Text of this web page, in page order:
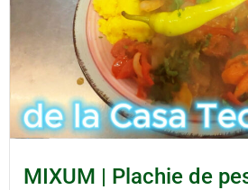
MIXUM | Plachie de